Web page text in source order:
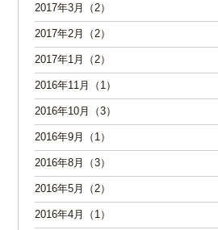
2017年3月（2）
2017年2月（2）
2017年1月（2）
2016年11月（1）
2016年10月（3）
2016年9月（1）
2016年8月（3）
2016年5月（2）
2016年4月（1）